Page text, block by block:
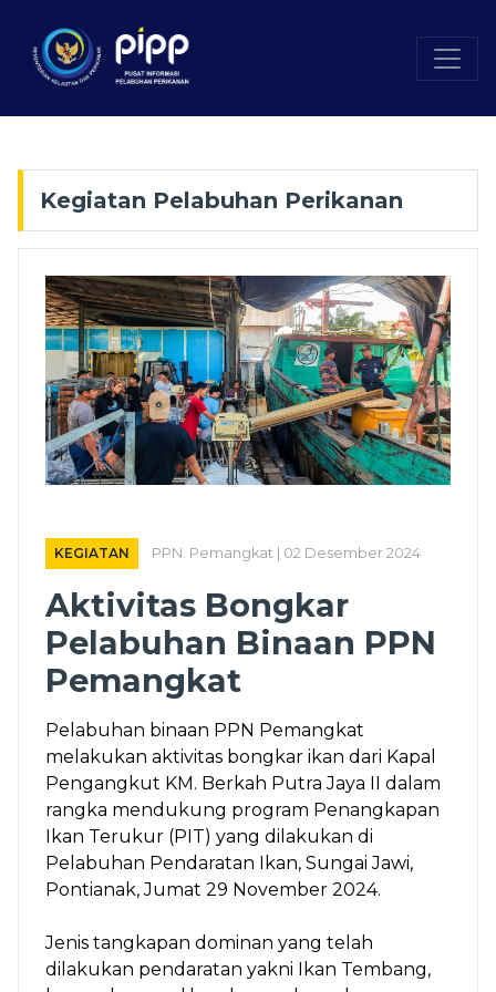
Kegiatan Pelabuhan Perikanan
KEGIATAN PPN. Pemangkat | 02 Desember 2024
Aktivitas Bongkar
Pelabuhan Binaan PPN
Pemangkat
Pelabuhan binaan PPN Pemangkat
melakukan aktivitas bongkar ikan dari Kapal
Pengangkut KM. Berkah Putra Jaya II dalam
rangka mendukung program Penangkapan
Ikan Terukur (PIT) yang dilakukan di
Pelabuhan Pendaratan Ikan, Sungai Jawi,
Pontianak, Jumat 29 November 2024.
Jenis tangkapan dominan yang telah
dilakukan pendaratan yakni Ikan Tembang,